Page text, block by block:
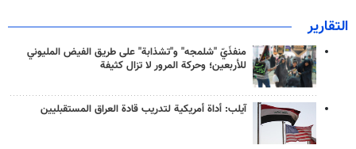
التقارير
منفذَيّ "شلمجه" و"تشذابة" على طريق الفيض المليوني
للأربعين؛ وحركة المرور لا تزال كثيفة
آيلب: أداة أمريكية لتدريب قادة العراق المستقبليين